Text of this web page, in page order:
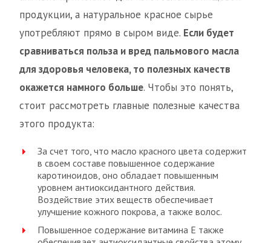
продукции, а натуральное красное сырье
употребляют прямо в сыром виде. Если будет
сравниваться польза и вред пальмового масла
для здоровья человека, то полезных качеств
окажется намного больше. Чтобы это понять,
стоит рассмотреть главные полезные качества
этого продукта:
За счет того, что масло красного цвета содержит
в своем составе повышенное содержание
каротиноидов, оно обладает повышенным
уровнем антиоксидантного действия.
Воздействие этих веществ обеспечивает
улучшение кожного покрова, а также волос.
Повышенное содержание витамина Е также